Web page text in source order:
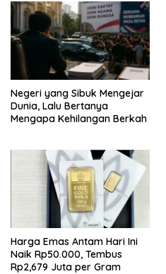
Negeri yang Sibuk Mengejar
Dunia, Lalu Bertanya
Mengapa Kehilangan Berkah
Harga Emas Antam Hari Ini
Naik Rp50.000, Tembus
Rp2,679 Juta per Gram